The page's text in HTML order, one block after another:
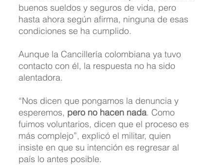
buenos sueldos y seguros de vida, pero
hasta ahora según afirma, ninguna de esas
condiciones se ha cumplido.
Aunque la Cancillería colombiana ya tuvo
contacto con él, la respuesta no ha sido
alentadora.
“Nos dicen que pongamos la denuncia y
esperemos, pero no hacen nada. Como
fuimos voluntarios, dicen que el proceso es
más complejo”, explicó el militar, quien
insiste en que su intención es regresar al
país lo antes posible.